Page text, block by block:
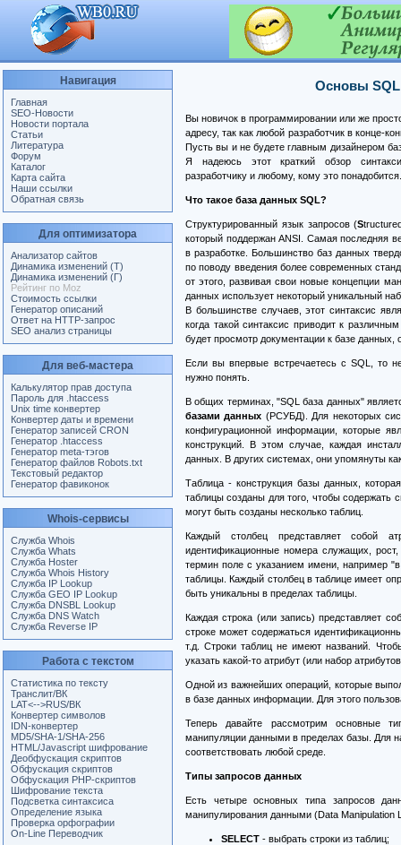
Навигация
Главная
SEO-Новости
Новости портала
Статьи
Литература
Форум
Каталог
Карта сайта
Наши ссылки
Обратная связь
Для оптимизатора
Анализатор сайтов
Динамика изменений (Т)
Динамика изменений (Г)
Рейтинг по Moz
Стоимость ссылки
Генератор описаний
Ответ на HTTP-запрос
SEO анализ страницы
Для веб-мастера
Калькулятор прав доступа
Пароль для .htaccess
Unix time конвертер
Конвертер даты и времени
Генератор записей CRON
Генератор .htaccess
Генератор meta-тэгов
Генератор файлов Robots.txt
Текстовый редактор
Генератор фавиконок
Whois-сервисы
Служба Whois
Служба Whats
Служба Hoster
Служба Whois History
Служба IP Lookup
Служба GEO IP Lookup
Служба DNSBL Lookup
Служба DNS Watch
Служба Reverse IP
Работа с текстом
Статистика по тексту
Транслит/ВК
LAT<-->RUS/ВК
Конвертер символов
IDN-конвертер
MD5/SHA-1/SHA-256
HTML/Javascript шифрование
Деобфускация скриптов
Обфускация скриптов
Обфускация PHP-скриптов
Шифрование текста
Подсветка синтаксиса
Определение языка
Проверка орфографии
On-Line Переводчик
Основы
Вы новичок в программировании или же
адресу, так как любой разработчик в конце-
Пусть вы и не будете главным дизайнером
Я надеюсь этот краткий обзор
разработчику и любому, кому это понадобится.
Что такое база данных SQL?
Структурированный язык запросов (S
который поддержан ANSI. Самая последняя
в разработке. Большинство баз данных
по поводу введения более современных
от этого, развивая свои новые концепции
данных использует некоторый уникальный
В большинстве случаев, этот синтаксис
когда такой синтаксис приводит к
будет просмотр документации к базе
Если вы впервые встречаетесь с SQL, то
нужно понять.
В общих терминах, "SQL база данных"
базами данных (РСУБД). Для некоторых
конфигурационной информации, которые
конструкций. В этом случае, каждая
данных. В других системах, они упомянуты
Таблица - конструкция базы данных,
таблицы созданы для того, чтобы
могут быть созданы несколько таблиц.
Каждый столбец представляет собой
идентификационные номера служащих,
термин поле с указанием имени, например
таблицы. Каждый столбец в таблице имеет
быть уникальны в пределах таблицы.
Каждая строка (или запись) представляет
строке может содержаться
т.д. Строки таблиц не имеют названий.
указать какой-то атрибут (или набор
Одной из важнейших операций, которые
в базе данных информации. Для этого
Теперь давайте рассмотрим основные
манипуляции данными в пределах базы. Для
соответствовать любой среде.
Типы запросов данных
Есть четыре основных типа запросов
манипулирования данными (Data Manipulation
SELECT - выбрать строки из таблиц;